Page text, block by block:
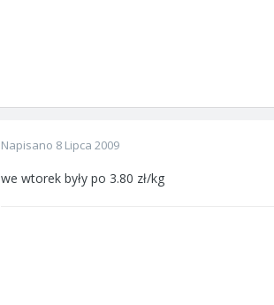
Napisano 8 Lipca 2009
we wtorek były po 3.80 zł/kg